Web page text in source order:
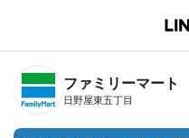
B
n
T
ファミリーマート
日野屋東五丁目